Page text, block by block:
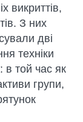
викриттів,
З них
дві
техніки
в той час як
групи,